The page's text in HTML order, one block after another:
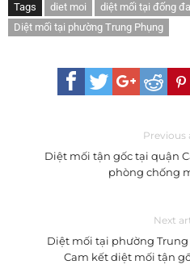
Tags diet moi diệt mối tại đống đa
Diệt mối tại phường Trung Phụng
Previous
Diệt mối tận gốc tại quận
phòng chống
Next
Diệt mối tại phường Trung
Cam kết diệt mối tận